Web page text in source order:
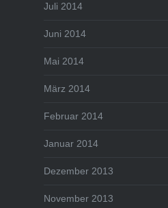
Juli 2014
Juni 2014
Mai 2014
März 2014
Februar 2014
Januar 2014
Dezember 2013
November 2013